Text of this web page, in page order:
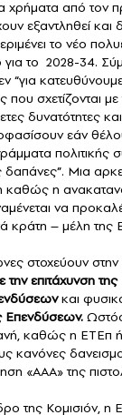
χρήματα από τον
εξαντληθεί και
το νέο
για το 2028-34.
“για
σχετίζονται με
δυνατότητες
εάν
πολιτικής
δαπάνες”. Μια
καθώς η
να
κράτη – μέλη της
στοχεύουν στην
την επιτάχυνση
και
Επενδύσεων.
καθώς η ΕΤΕπ
κανόνες
«ΑΑΑ» της
της Κομισιόν, η